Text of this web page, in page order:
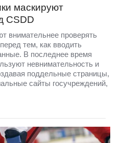
маскируют
CSDD
внимательнее проверять
тем, как вводить
В последнее время
невнимательность и
поддельные страницы,
сайты госучреждений,